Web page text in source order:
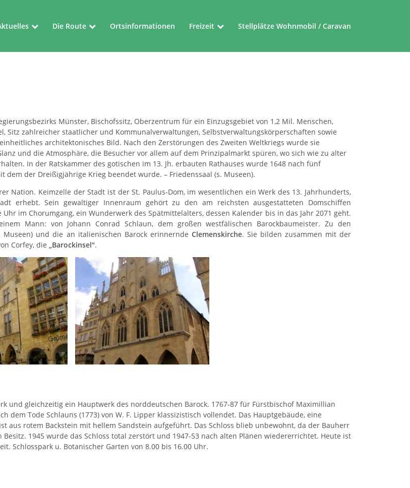
Die Route Ortsinformationen Freizeit Stellplätze Wohnmobil / Caravan
Münster, Bischofssitz, Oberzentrum für ein Einzugsgebiet von 1,2 Mil. Menschen,
zahlreicher staatlicher und Kommunalverwaltungen, Selbstverwaltungskörperschaften sowie
architektonisches Bild. Nach den Zerstörungen des Zweiten Weltkriegs wurde sie
und die Atmosphäre, die Besucher vor allem auf dem Prinzipalmarkt spüren, wo sich wie zu alter
In der Ratskammer des gotischen im 13. Jh. erbauten Rathauses wurde 1648 nach fünf
der Dreißigjährige Krieg beendet wurde. – Friedenssaal (s. Museen).
Nation. Keimzelle der Stadt ist der St. Paulus-Dom, im wesentlichen ein Werk des 13. Jahrhunderts,
erhebt. Sein gewaltiger Innenraum gehört zu den am reichsten ausgestatteten Domschiffen
im Chorumgang, ein Wunderwerk des Spätmittelalters, dessen Kalender bis in das Jahr 2071 geht.
Mann: von Johann Conrad Schlaun, dem großen westfälischen Barockbaumeister. Zu den
Museen) und die an italienischen Barock erinnernde Clemenskirche. Sie bilden zusammen mit der
Corfey, die „Barockinsel".
und gleichzeitig ein Hauptwerk des norddeutschen Barock. 1767-87 für Fürstbischof Maximillian
dem Tode Schlauns (1773) von W. F. Lipper klassizistisch vollendet. Das Hauptgebäude, eine
aus rotem Backstein mit hellem Sandstein aufgeführt. Das Schloss blieb unbewohnt, da der Bauherr
1945 wurde das Schloss total zerstört und 1947-53 nach alten Plänen wiedererrichtet. Heute ist
Schlosspark u. Botanischer Garten von 8.00 bis 16.00 Uhr.